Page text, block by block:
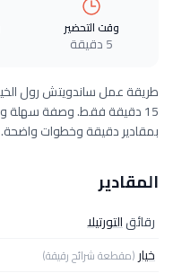
وقت التحضير
5 دقيقة
بمقادير دقيقة وخطوات واضحة.
المقادير
رقائقالتورتيلا
خيار (مقطعة شرائح رقيقة)